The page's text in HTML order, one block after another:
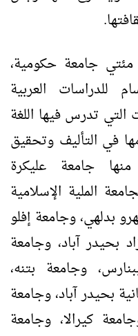
مئتي جامعة حكومية،
العربية
التي تدرس فيها اللغة
في التأليف وتحقيق
منها جامعة عليكرة
الملية الإسلامية
بدلهي، وجامعة إفلو
بحيدر آباد، وجامعة
وجامعة بتنه،
بحيدر آباد، وجامعة
كيرالا، وجامعة